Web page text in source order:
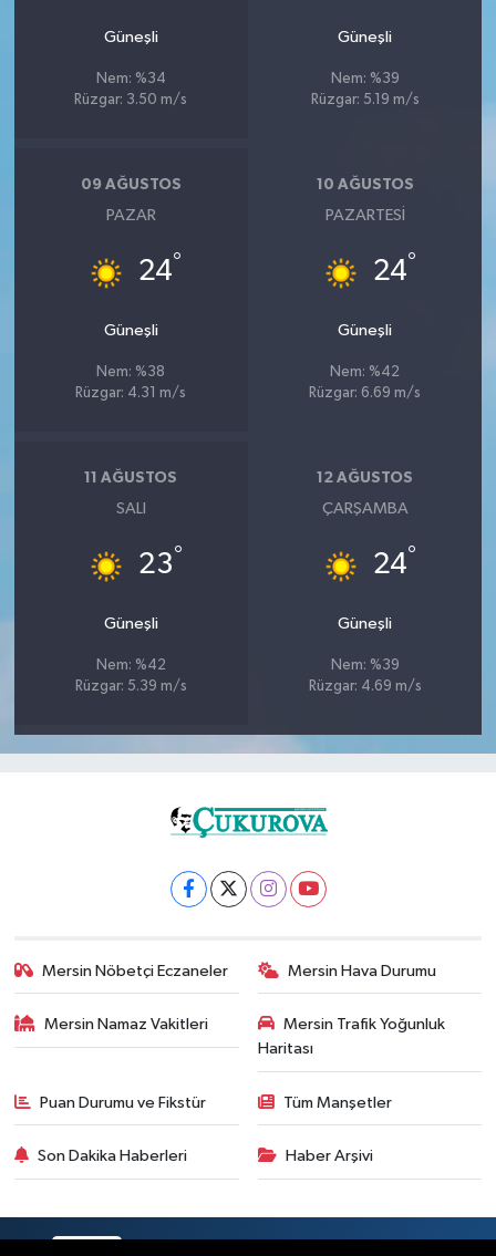
Güneşli
Nem: %34
Rüzgar: 3.50 m/s
Güneşli
Nem: %39
Rüzgar: 5.19 m/s
09 AĞUSTOS
PAZAR
24°
Güneşli
Nem: %38
Rüzgar: 4.31 m/s
10 AĞUSTOS
PAZARTESI
24°
Güneşli
Nem: %42
Rüzgar: 6.69 m/s
11 AĞUSTOS
SALI
23°
Güneşli
Nem: %42
Rüzgar: 5.39 m/s
12 AĞUSTOS
ÇARŞAMBA
24°
Güneşli
Nem: %39
Rüzgar: 4.69 m/s
Mersin Nöbetçi Eczaneler Mersin Hava Durumu
Mersin Namaz Vakitleri
Mersin Trafik Yoğunluk
Haritası
Puan Durumu ve Fikstür Tüm Manşetler
Son Dakika Haberleri Haber Arşivi